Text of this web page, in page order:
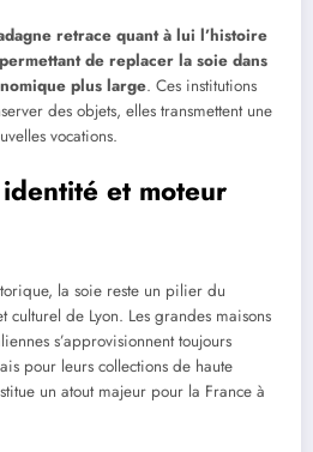
retrace quant à lui l’histoire
de replacer la soie dans
plus large. Ces institutions
des objets, elles transmettent une
vocations.
et moteur
la soie reste un pilier du
culturel de Lyon. Les grandes maisons
s’approvisionnent toujours
pour leurs collections de haute
un atout majeur pour la France à